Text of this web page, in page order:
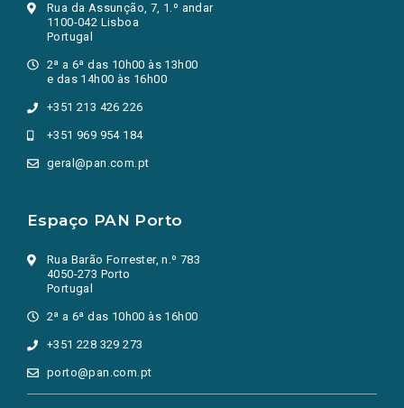
Rua da Assunção, 7, 1.º andar
1100-042 Lisboa
Portugal
2ª a 6ª das 10h00 às 13h00
e das 14h00 às 16h00
+351 213 426 226
+351 969 954 184
geral@pan.com.pt
Espaço PAN Porto
Rua Barão Forrester, n.º 783
4050-273 Porto
Portugal
2ª a 6ª das 10h00 às 16h00
+351 228 329 273
porto@pan.com.pt